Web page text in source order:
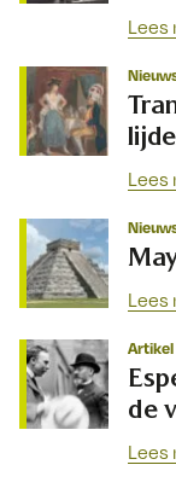
Lees
Lees
Lees
Artikel
de
Lees